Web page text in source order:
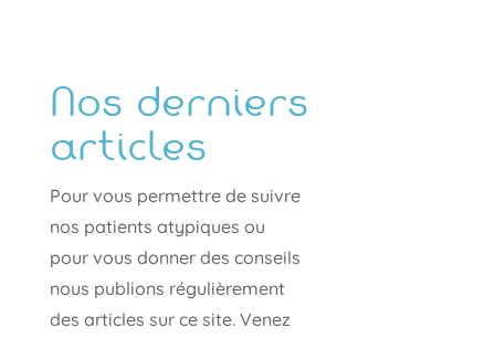
Nos derniers
articles
Pour vous permettre de suivre
nos patients atypiques ou
pour vous donner des conseils
nous publions régulièrement
des articles sur ce site. Venez